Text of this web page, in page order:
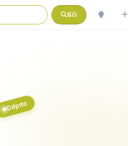
Išči
Odprto